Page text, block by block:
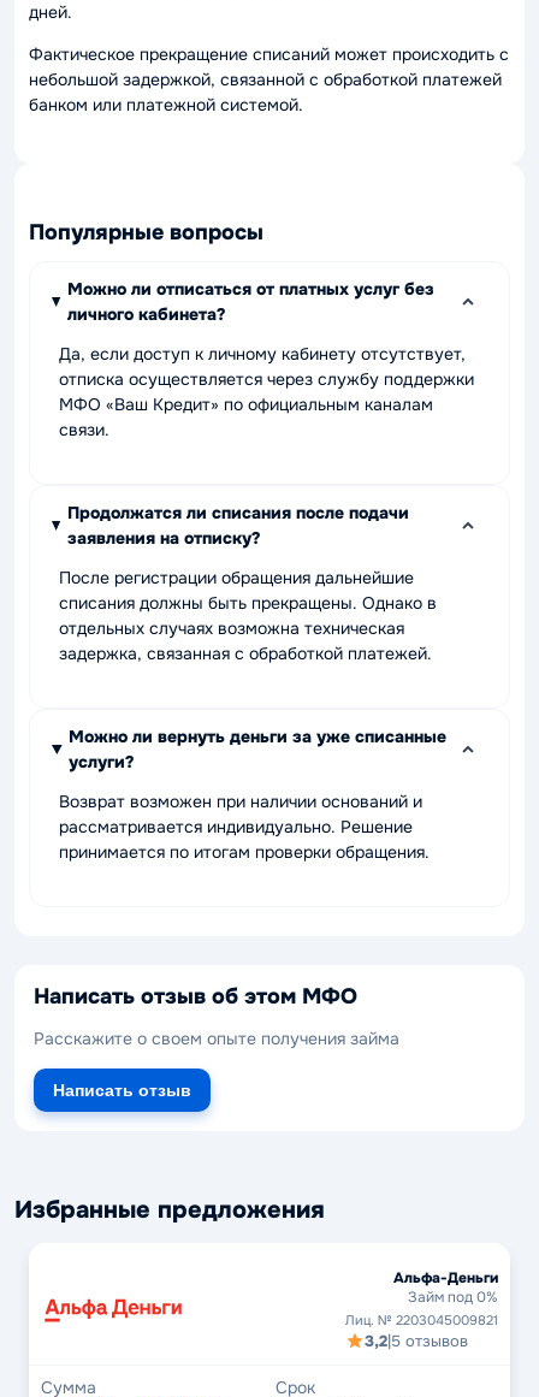
дней.
Фактическое прекращение списаний может происходить с
небольшой задержкой, связанной с обработкой платежей
банком или платежной системой.
Популярные вопросы
Можно ли отписаться от платных услуг без
личного кабинета?
Да, если доступ к личному кабинету отсутствует,
отписка осуществляется через службу поддержки
МФО «Ваш Кредит» по официальным каналам
связи.
Продолжатся ли списания после подачи
заявления на отписку?
После регистрации обращения дальнейшие
списания должны быть прекращены. Однако в
отдельных случаях возможна техническая
задержка, связанная с обработкой платежей.
Можно ли вернуть деньги за уже списанные
услуги?
Возврат возможен при наличии оснований и
рассматривается индивидуально. Решение
принимается по итогам проверки обращения.
Написать отзыв об этом МФО
Расскажите о своем опыте получения займа
Написать отзыв
Избранные предложения
Альфа-Деньги
Займ под 0%
Лиц. № 2203045009821
3,2|5 отзывов
Сумма Срок